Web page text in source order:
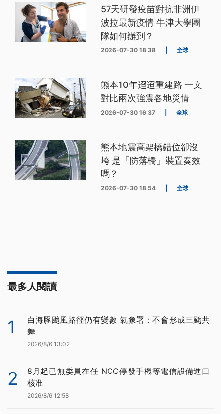
57天研發疫苗對抗非洲伊
波拉最新疫情 牛津大學團
隊如何辦到？
2026-07-30 18:38 全球
熊本10年迢迢重建路 一文
對比兩次強震各地災情
2026-07-30 16:37 全球
熊本地震高架橋錯位卻沒
垮 是「防落橋」裝置奏效
嗎？
2026-07-30 18:54 全球
最多人閱讀
1
白海豚颱風路徑仍有變數 氣象署：不會形成三颱共
舞
2026/8/6 13:02
2
8月起已無委員在任 NCC停發手機等電信設備進口
核准
2026/8/6 12:58